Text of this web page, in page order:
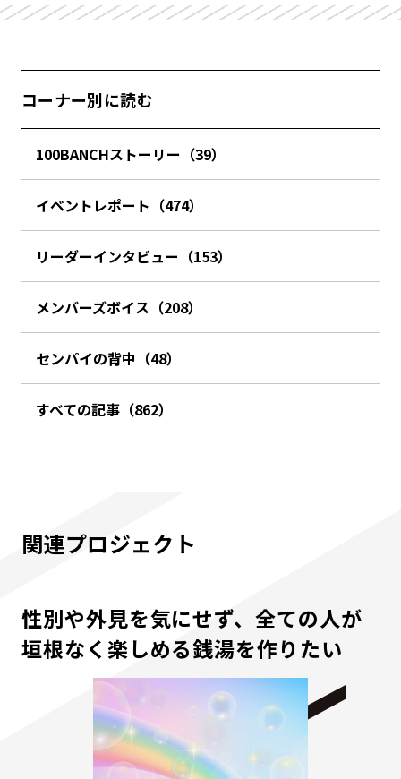
コーナー別に読む
100BANCHストーリー（39）
イベントレポート（474）
リーダーインタビュー（153）
メンバーズボイス（208）
センパイの背中（48）
すべての記事（862）
関連プロジェクト
性別や外見を気にせず、全ての人が
垣根なく楽しめる銭湯を作りたい